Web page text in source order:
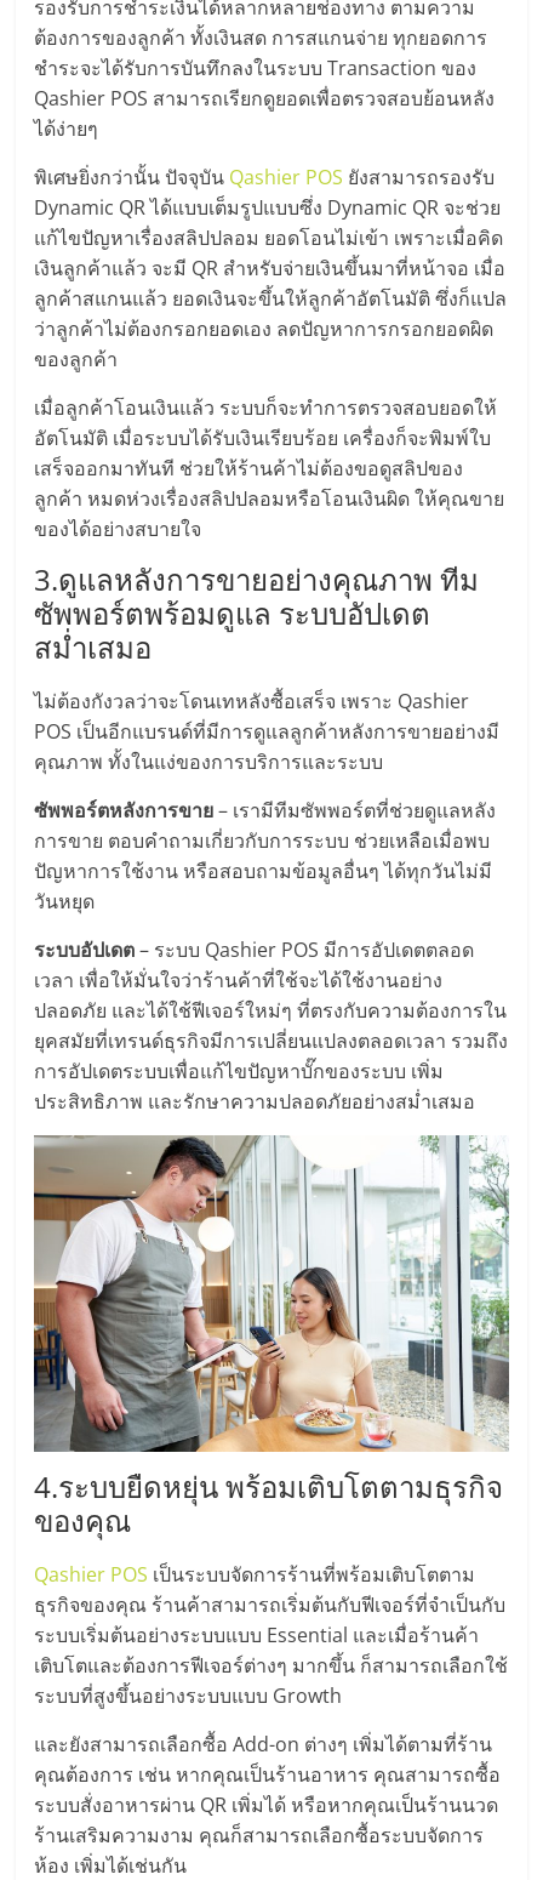
ลงทุน
และ
ขยาย
สา
ขา
แฟ
รน
ไชส์,
ศูนย์
รวม
แฟ
รน
ไชส์
พร้อม
ทำเล
สำหรับ
เปิด
ร้าน
ปรึกษา
ฟรี,
บริการ
พัฒนา
ระบบ
แฟ
รน
ไชส์"
"ศูนย์
รวม
ข้อมูล
ธุรกิจ
รองรับการชำระเงินได้หลากหลายช่องทาง ตามความ
ต้องการของลูกค้า ทั้งเงินสด การสแกนจ่าย ทุกยอดการ
ชำระจะได้รับการบันทึกลงในระบบ Transaction ของ
Qashier POS สามารถเรียกดูยอดเพื่อตรวจสอบย้อนหลัง
ได้ง่ายๆ
พิเศษยิ่งกว่านั้น ปัจจุบัน Qashier POS ยังสามารถรองรับ
Dynamic QR ได้แบบเต็มรูปแบบซึ่ง Dynamic QR จะช่วย
แก้ไขปัญหาเรื่องสลิปปลอม ยอดโอนไม่เข้า เพราะเมื่อคิด
เงินลูกค้าแล้ว จะมี QR สำหรับจ่ายเงินขึ้นมาที่หน้าจอ เมื่อ
ลูกค้าสแกนแล้ว ยอดเงินจะขึ้นให้ลูกค้าอัตโนมัติ ซึ่งก็แปล
ว่าลูกค้าไม่ต้องกรอกยอดเอง ลดปัญหาการกรอกยอดผิด
ของลูกค้า
เมื่อลูกค้าโอนเงินแล้ว ระบบก็จะทำการตรวจสอบยอดให้
อัตโนมัติ เมื่อระบบได้รับเงินเรียบร้อย เครื่องก็จะพิมพ์ใบ
เสร็จออกมาทันที ช่วยให้ร้านค้าไม่ต้องขอดูสลิปของ
ลูกค้า หมดห่วงเรื่องสลิปปลอมหรือโอนเงินผิด ให้คุณขาย
ของได้อย่างสบายใจ
3.ดูแลหลังการขายอย่างคุณภาพ ทีม
ซัพพอร์ตพร้อมดูแล ระบบอัปเดต
สม่ำเสมอ
ไม่ต้องกังวลว่าจะโดนเทหลังซื้อเสร็จ เพราะ Qashier
POS เป็นอีกแบรนด์ที่มีการดูแลลูกค้าหลังการขายอย่างมี
คุณภาพ ทั้งในแง่ของการบริการและระบบ
ซัพพอร์ตหลังการขาย– เรามีทีมซัพพอร์ตที่ช่วยดูแลหลัง
การขาย ตอบคำถามเกี่ยวกับการระบบ ช่วยเหลือเมื่อพบ
ปัญหาการใช้งาน หรือสอบถามข้อมูลอื่นๆ ได้ทุกวันไม่มี
วันหยุด
ระบบอัปเดต– ระบบ Qashier POS มีการอัปเดตตลอด
เวลา เพื่อให้มั่นใจว่าร้านค้าที่ใช้จะได้ใช้งานอย่าง
ปลอดภัย และได้ใช้ฟีเจอร์ใหม่ๆ ที่ตรงกับความต้องการใน
ยุคสมัยที่เทรนด์ธุรกิจมีการเปลี่ยนแปลงตลอดเวลา รวมถึง
การอัปเดตระบบเพื่อแก้ไขปัญหาบั๊กของระบบ เพิ่ม
ประสิทธิภาพ และรักษาความปลอดภัยอย่างสม่ำเสมอ
4.ระบบยืดหยุ่น พร้อมเติบโตตามธุรกิจ
ของคุณ
Qashier POS เป็นระบบจัดการร้านที่พร้อมเติบโตตาม
ธุรกิจของคุณ ร้านค้าสามารถเริ่มต้นกับฟีเจอร์ที่จำเป็นกับ
ระบบเริ่มต้นอย่างระบบแบบ Essential และเมื่อร้านค้า
เติบโตและต้องการฟีเจอร์ต่างๆ มากขึ้น ก็สามารถเลือกใช้
ระบบที่สูงขึ้นอย่างระบบแบบ Growth
และยังสามารถเลือกซื้อ Add-on ต่างๆ เพิ่มได้ตามที่ร้าน
คุณต้องการ เช่น หากคุณเป็นร้านอาหาร คุณสามารถซื้อ
ระบบสั่งอาหารผ่าน QR เพิ่มได้ หรือหากคุณเป็นร้านนวด
ร้านเสริมความงาม คุณก็สามารถเลือกซื้อระบบจัดการ
ห้อง เพิ่มได้เช่นกัน